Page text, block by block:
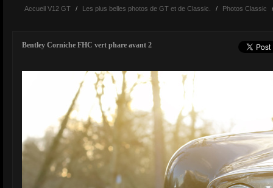
Accueil V12 GT / Les plus belles photos de GT et de Classic. / Photos Classic
Bentley Corniche FHC vert phare avant 2